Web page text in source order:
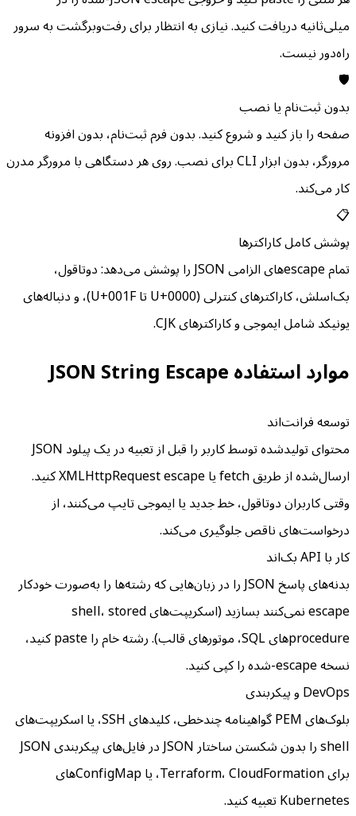
میلی‌ثانیه دریافت کنید. نیازی به انتظار برای رفت‌وبرگشت به سرور
راه‌دور نیست.
🛡️
بدون ثبت‌نام یا نصب
صفحه را باز کنید و شروع کنید. بدون فرم ثبت‌نام، بدون افزونه
مرورگر، بدون ابزار CLI برای نصب. روی هر دستگاهی با مرورگر مدرن
کار می‌کند.
📋
پوشش کامل کاراکترها
تمام escape‌های الزامی JSON را پوشش می‌دهد: دوتاقول،
بک‌اسلش، کاراکترهای کنترلی (U+0000 تا U+001F)، و دنباله‌های
یونیکد شامل ایموجی و کاراکترهای CJK.
موارد استفاده JSON String Escape
توسعه فرانت‌اند
محتوای تولیدشده توسط کاربر را قبل از تعبیه در یک پیلود JSON
ارسال‌شده از طریق fetch یا XMLHttpRequest escape کنید.
وقتی کاربران دوتاقول، خط جدید یا ایموجی تایپ می‌کنند، از
درخواست‌های ناقص جلوگیری می‌کند.
کار با API بک‌اند
بدنه‌های پاسخ JSON را در زبان‌هایی که رشته‌ها را به‌صورت خودکار
escape نمی‌کنند بسازید (اسکریپت‌های shell، stored
procedure‌های SQL، موتورهای قالب). رشته خام را paste کنید،
نسخه escape-شده را کپی کنید.
DevOps و پیکربندی
بلوک‌های PEM گواهینامه چندخطی، کلیدهای SSH، یا اسکریپت‌های
shell را بدون شکستن ساختار JSON در فایل‌های پیکربندی JSON
برای Terraform، CloudFormation، یا ConfigMap‌های
Kubernetes تعبیه کنید.